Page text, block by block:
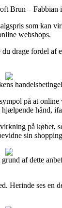
– Fabbian
som kan
webshops.
drage fordel
på at
hånd,
på
sin
af dette
ses en